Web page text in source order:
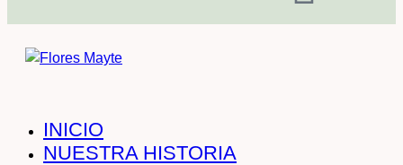
INICIO
NUESTRA HISTORIA